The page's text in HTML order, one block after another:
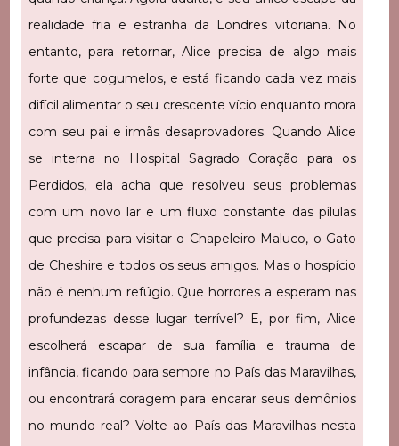
realidade fria e estranha da Londres vitoriana. No
entanto, para retornar, Alice precisa de algo mais
forte que cogumelos, e está ficando cada vez mais
difícil alimentar o seu crescente vício enquanto mora
com seu pai e irmãs desaprovadores. Quando Alice
se interna no Hospital Sagrado Coração para os
Perdidos, ela acha que resolveu seus problemas
com um novo lar e um fluxo constante das pílulas
que precisa para visitar o Chapeleiro Maluco, o Gato
de Cheshire e todos os seus amigos. Mas o hospício
não é nenhum refúgio. Que horrores a esperam nas
profundezas desse lugar terrível? E, por fim, Alice
escolherá escapar de sua família e trauma de
infância, ficando para sempre no País das Maravilhas,
ou encontrará coragem para encarar seus demônios
no mundo real? Volte ao País das Maravilhas nesta